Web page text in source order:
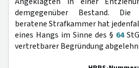
demgegenüber Bestand. Die
beratene Strafkammer hat
eines Hangs im Sinne des § 64
vertretbarer Begründung